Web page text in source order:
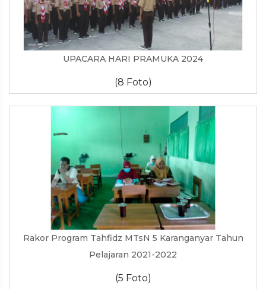
UPACARA HARI PRAMUKA 2024
(8 Foto)
Rakor Program Tahfidz MTsN 5 Karanganyar Tahun
Pelajaran 2021-2022
(5 Foto)